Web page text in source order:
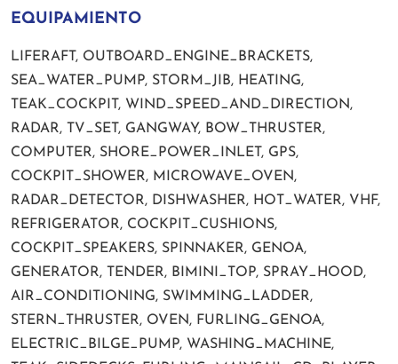
EQUIPAMIENTO
LIFERAFT, OUTBOARD_ENGINE_BRACKETS,
SEA_WATER_PUMP, STORM_JIB, HEATING,
TEAK_COCKPIT, WIND_SPEED_AND_DIRECTION,
RADAR, TV_SET, GANGWAY, BOW_THRUSTER,
COMPUTER, SHORE_POWER_INLET, GPS,
COCKPIT_SHOWER, MICROWAVE_OVEN,
RADAR_DETECTOR, DISHWASHER, HOT_WATER, VHF,
REFRIGERATOR, COCKPIT_CUSHIONS,
COCKPIT_SPEAKERS, SPINNAKER, GENOA,
GENERATOR, TENDER, BIMINI_TOP, SPRAY_HOOD,
AIR_CONDITIONING, SWIMMING_LADDER,
STERN_THRUSTER, OVEN, FURLING_GENOA,
ELECTRIC_BILGE_PUMP, WASHING_MACHINE,